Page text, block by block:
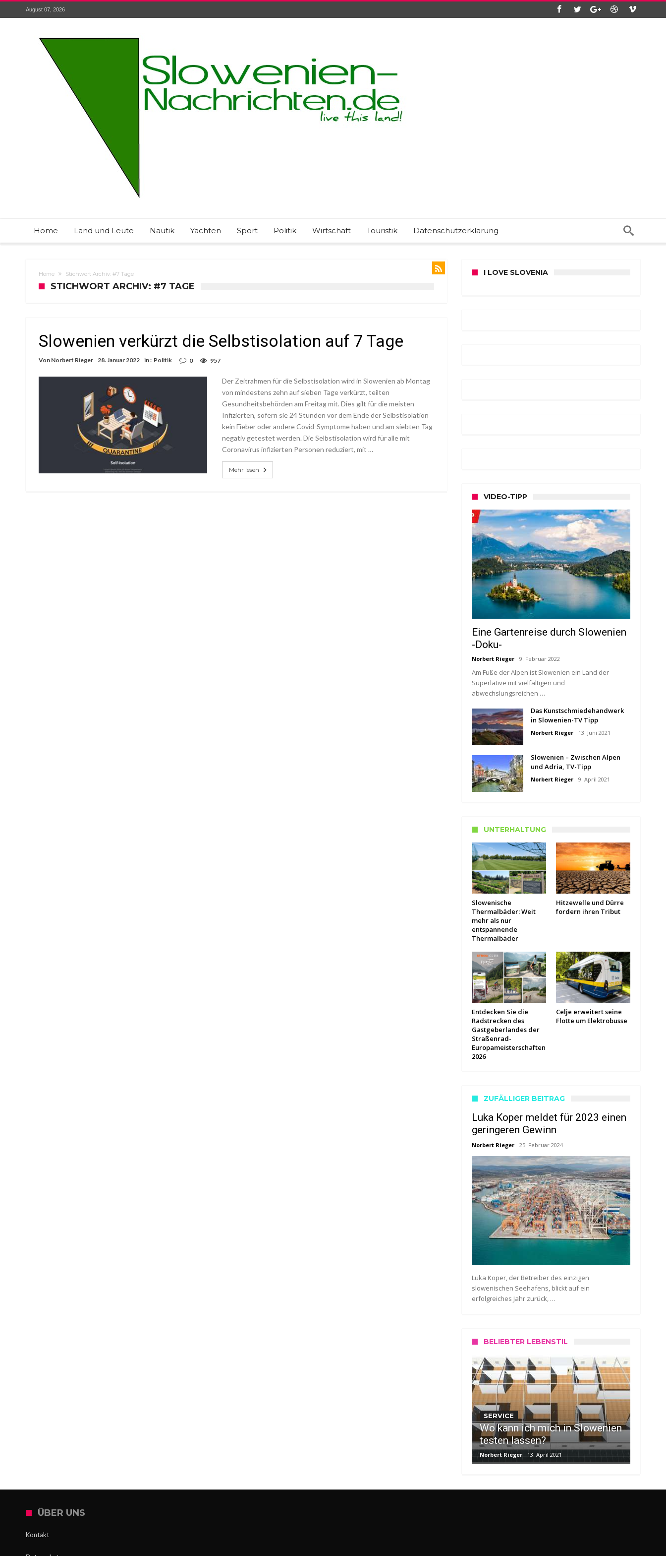
August 07, 2026
Home Land und Leute Nautik Yachten Sport Politik Wirtschaft Touristik Datenschutzerklärung
Home Stichwort Archiv: #7 Tage
STICHWORT ARCHIV: #7 TAGE
Slowenien verkürzt die Selbstisolation auf 7 Tage
Von Norbert Rieger 28. Januar 2022 in : Politik 0 957
Der Zeitrahmen für die Selbstisolation wird in Slowenien ab Montag
von mindestens zehn auf sieben Tage verkürzt, teilten
Gesundheitsbehörden am Freitag mit. Dies gilt für die meisten
Infizierten, sofern sie 24 Stunden vor dem Ende der Selbstisolation
kein Fieber oder andere Covid-Symptome haben und am siebten Tag
negativ getestet werden. Die Selbstisolation wird für alle mit
Coronavirus infizierten Personen reduziert, mit …
Mehr lesen
I LOVE SLOVENIA
VIDEO-TIPP
Eine Gartenreise durch Slowenien
-Doku-
Norbert Rieger 9. Februar 2022
Am Fuße der Alpen ist Slowenien ein Land der
Superlative mit vielfältigen und
abwechslungsreichen …
Das Kunstschmiedehandwerk
in Slowenien-TV Tipp
Norbert Rieger 13. Juni 2021
Slowenien – Zwischen Alpen
und Adria, TV-Tipp
Norbert Rieger 9. April 2021
UNTERHALTUNG
Slowenische
Thermalbäder: Weit
mehr als nur
entspannende
Thermalbäder
Hitzewelle und Dürre
fordern ihren Tribut
Entdecken Sie die
Radstrecken des
Gastgeberlandes der
Straßenrad-
Europameisterschaften
2026
Celje erweitert seine
Flotte um Elektrobusse
ZUFÄLLIGER BEITRAG
Luka Koper meldet für 2023 einen
geringeren Gewinn
Norbert Rieger 25. Februar 2024
Luka Koper, der Betreiber des einzigen
slowenischen Seehafens, blickt auf ein
erfolgreiches Jahr zurück, …
BELIEBTER LEBENSTIL
SERVICE
Wo kann ich mich in Slowenien
testen lassen?
Norbert Rieger 13. April 2021
ÜBER UNS
Kontakt